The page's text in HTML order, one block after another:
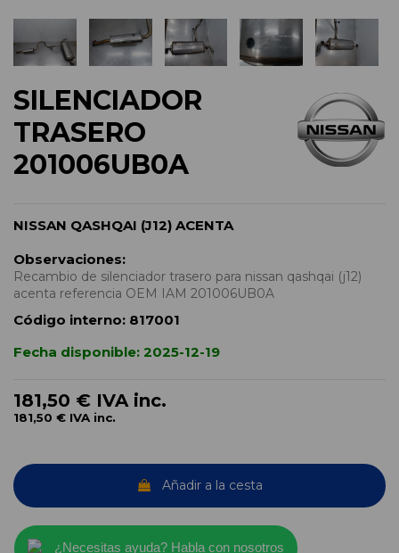
SILENCIADOR
TRASERO
201006UB0A
NISSAN QASHQAI (J12) ACENTA
Observaciones:
Recambio de silenciador trasero para nissan qashqai (j12)
acenta referencia OEM IAM 201006UB0A
Código interno: 817001
Fecha disponible: 2025-12-19
181,50 € IVA inc.
181,50 € IVA inc.
Añadir a la cesta
¿Necesitas ayuda? Habla con nosotros